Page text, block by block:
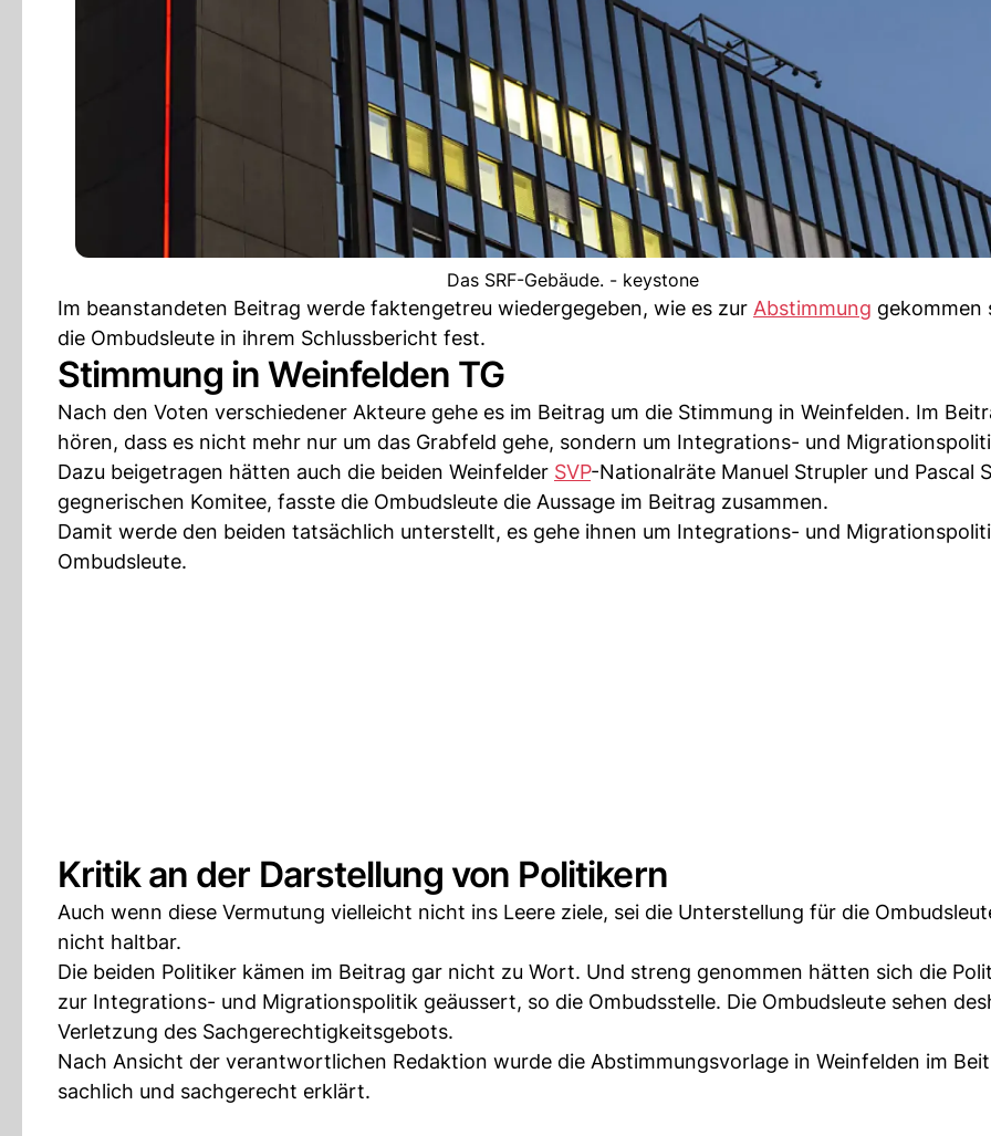
Das SRF-Gebäude. - keystone
Im beanstandeten Beitrag werde faktengetreu wiedergegeben, wie es zur Abstimmung gekommen
die Ombudsleute in ihrem Schlussbericht fest.
Stimmung in Weinfelden TG
Nach den Voten verschiedener Akteure gehe es im Beitrag um die Stimmung in Weinfelden. Im
hören, dass es nicht mehr nur um das Grabfeld gehe, sondern um Integrations- und
Dazu beigetragen hätten auch die beiden Weinfelder SVP-Nationalräte Manuel Strupler und Pascal
gegnerischen Komitee, fasste die Ombudsleute die Aussage im Beitrag zusammen.
Damit werde den beiden tatsächlich unterstellt, es gehe ihnen um Integrations- und
Ombudsleute.
Kritik an der Darstellung von Politikern
Auch wenn diese Vermutung vielleicht nicht ins Leere ziele, sei die Unterstellung für die
nicht haltbar.
Die beiden Politiker kämen im Beitrag gar nicht zu Wort. Und streng genommen hätten sich die
zur Integrations- und Migrationspolitik geäussert, so die Ombudsstelle. Die Ombudsleute sehen
Verletzung des Sachgerechtigkeitsgebots.
Nach Ansicht der verantwortlichen Redaktion wurde die Abstimmungsvorlage in Weinfelden im
sachlich und sachgerecht erklärt.